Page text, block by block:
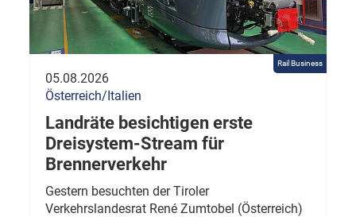
Rail Business
05.08.2026
Österreich/Italien
Landräte besichtigen erste
Dreisystem-Stream für
Brennerverkehr
Gestern besuchten der Tiroler
Verkehrslandesrat René Zumtobel (Österreich)